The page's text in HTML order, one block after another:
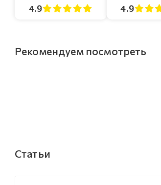
4.9 4.9
Рекомендуем посмотреть
Статьи